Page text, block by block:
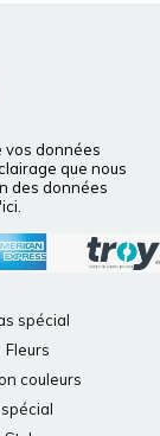
vos données
que nous
des données
spécial
Fleurs
couleurs
spécial